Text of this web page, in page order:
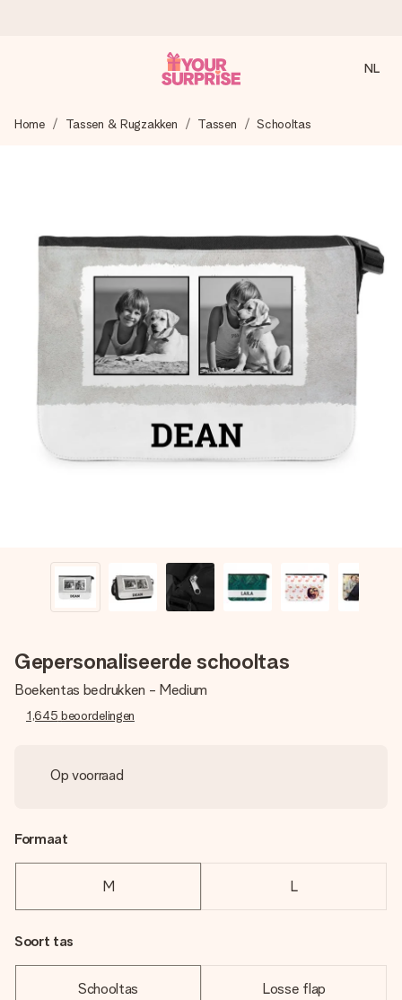
We maken jouw cadeau met zorg en zorgen dat het
4,8 (gebaseerd op +8.000 reviews)
Onze cadeaus worden gewaardeerd. Klanten beoordelen
ons met een 4,7 op Google Reviews
Gratis wenskaartje
Je maakt in een paar stappen iets unieks – met haar naam,
jullie foto of een boodschap die raakt. Zonder gedoe, maar
met alle aandacht voor het moment.
NL
Home Tassen & Rugzakken Tassen Schooltas
Gepersonaliseerde schooltas
Boekentas bedrukken - Medium
1,645 beoordelingen
Op voorraad
Formaat
M L
Soort tas
Schooltas Losse flap